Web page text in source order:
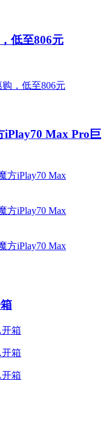
低至806元
iPlay70 Max Pro巨